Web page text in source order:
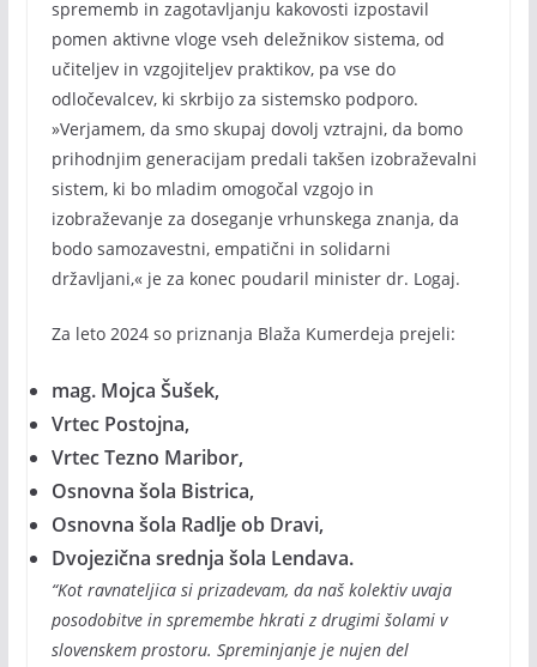
sprememb in zagotavljanju kakovosti izpostavil
pomen aktivne vloge vseh deležnikov sistema, od
učiteljev in vzgojiteljev praktikov, pa vse do
odločevalcev, ki skrbijo za sistemsko podporo.
»Verjamem, da smo skupaj dovolj vztrajni, da bomo
prihodnjim generacijam predali takšen izobraževalni
sistem, ki bo mladim omogočal vzgojo in
izobraževanje za doseganje vrhunskega znanja, da
bodo samozavestni, empatični in solidarni
državljani,« je za konec poudaril minister dr. Logaj.
Za leto 2024 so priznanja Blaža Kumerdeja prejeli:
mag. Mojca Šušek,
Vrtec Postojna,
Vrtec Tezno Maribor,
Osnovna šola Bistrica,
Osnovna šola Radlje ob Dravi,
Dvojezična srednja šola Lendava.
“Kot ravnateljica si prizadevam, da naš kolektiv uvaja
posodobitve in spremembe hkrati z drugimi šolami v
slovenskem prostoru. Spreminjanje je nujen del